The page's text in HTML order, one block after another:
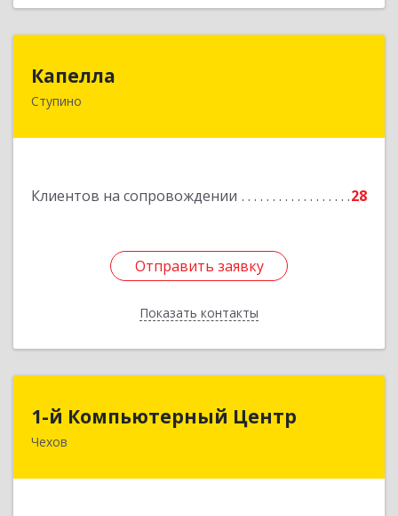
Капелла
Ступино
Клиентов на сопровождении 28
Отправить заявку
Показать контакты
142800, Московская обл, Ступино г, Андропова
Отправить заявку
Назад
1-й Компьютерный Центр
Чехов
1-й Компьютерный Центр
142306, Московская обл, Чеховский р-н, Чехов